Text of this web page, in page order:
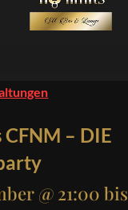
– DIE
@ 21:00 bis